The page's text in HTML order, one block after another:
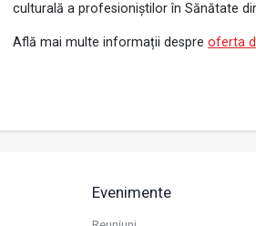
culturală a profesioniștilor în Sănătate
Află mai multe informații despre oferta
Evenimente